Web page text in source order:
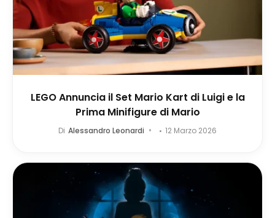
LEGO Annuncia il Set Mario Kart di Luigi e la
Prima Minifigure di Mario
Di Alessandro Leonardi 12 Marzo 2026